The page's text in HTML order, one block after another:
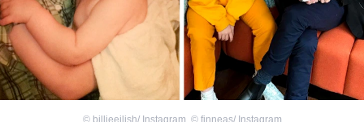
© billieeilish/ Instagram, © finneas/ Instagram